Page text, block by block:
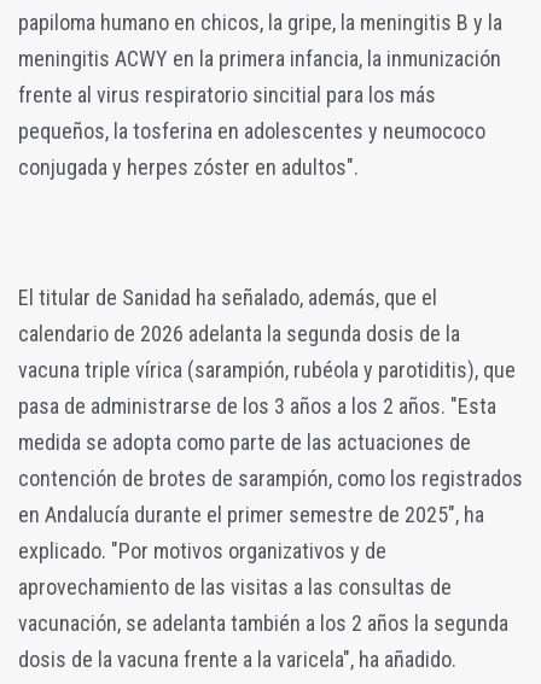
papiloma humano en chicos, la gripe, la meningitis B y la
meningitis ACWY en la primera infancia, la inmunización
frente al virus respiratorio sincitial para los más
pequeños, la tosferina en adolescentes y neumococo
conjugada y herpes zóster en adultos".
El titular de Sanidad ha señalado, además, que el
calendario de 2026 adelanta la segunda dosis de la
vacuna triple vírica (sarampión, rubéola y parotiditis), que
pasa de administrarse de los 3 años a los 2 años. "Esta
medida se adopta como parte de las actuaciones de
contención de brotes de sarampión, como los registrados
en Andalucía durante el primer semestre de 2025", ha
explicado. "Por motivos organizativos y de
aprovechamiento de las visitas a las consultas de
vacunación, se adelanta también a los 2 años la segunda
dosis de la vacuna frente a la varicela", ha añadido.